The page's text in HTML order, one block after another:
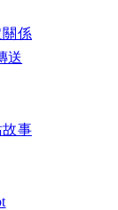
關係
送
故事